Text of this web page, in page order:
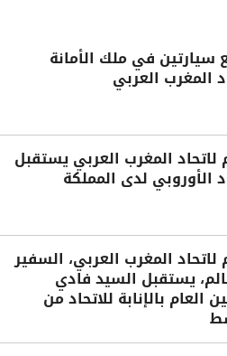
سيارتين في ملك الأمانة
المغرب العربي
لاتحاد المغرب العربي يستقبل
الأوروبي لدى المملكة
لاتحاد المغرب العربي، السفير
يستقبل السيد فادي
العام بالإنابة للاتحاد من